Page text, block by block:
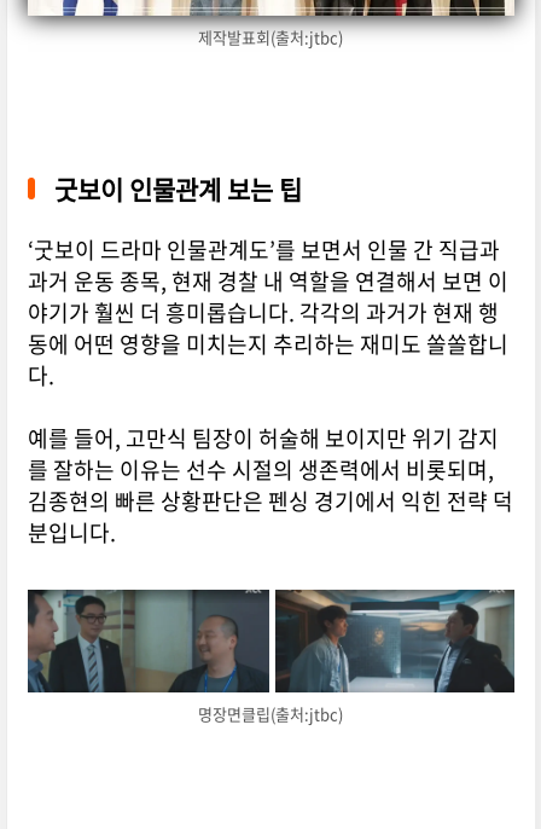
제작발표회(출처:jtbc)
굿보이 인물관계 보는 팁
‘굿보이 드라마 인물관계도’를 보면서 인물 간 직급과
과거 운동 종목, 현재 경찰 내 역할을 연결해서 보면 이
야기가 훨씬 더 흥미롭습니다. 각각의 과거가 현재 행
동에 어떤 영향을 미치는지 추리하는 재미도 쏠쏠합니
다.
예를 들어, 고만식 팀장이 허술해 보이지만 위기 감지
를 잘하는 이유는 선수 시절의 생존력에서 비롯되며,
김종현의 빠른 상황판단은 펜싱 경기에서 익힌 전략 덕
분입니다.
명장면클립(출처:jtbc)